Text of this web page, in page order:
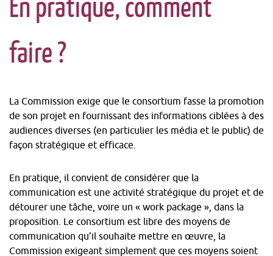
faire ?
La Commission exige que le consortium fasse la promotion
de son projet en fournissant des informations ciblées à des
audiences diverses (en particulier les média et le public) de
façon stratégique et efficace.
En pratique, il convient de considérer que la
communication est une activité stratégique du projet et de
détourer une tâche, voire un « work package », dans la
proposition. Le consortium est libre des moyens de
communication qu’il souhaite mettre en œuvre, la
Commission exigeant simplement que ces moyens soient